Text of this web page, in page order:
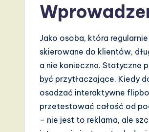
Jako osoba, która
skierowane do klientów,
a nie konieczna. Statyczne
być przytłaczające. Kiedy
osadzać interaktywne
przetestować całość od
– nie jest to reklama, ale